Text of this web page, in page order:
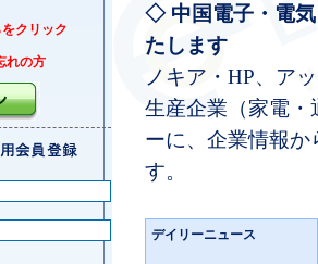
クリック
れの方
◇ 中国電子・電気
たします
ノキア・HP、ア
生産企業（家電・
ーに、企業情報
す。
デイリーニュース